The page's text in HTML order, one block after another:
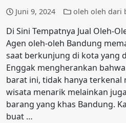
Juni 9, 2024 oleh oleh dari
Di Sini Tempatnya Jual Oleh-
Agen oleh-oleh Bandung
saat berkunjung di kota yang
Enggak mengherankan
barat ini, tidak hanya terkenal
wisata menarik melainkan
barang yang khas Bandung.
buat …